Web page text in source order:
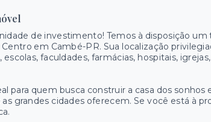
de investimento! Temos à disposição
em Cambé-PR. Sua localização
faculdades, farmácias, hospitais,
para quem busca construir a casa dos
grandes cidades oferecem. Se você está à